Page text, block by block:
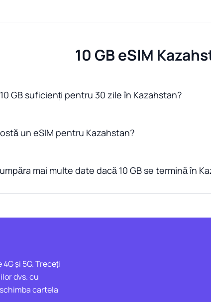
10 GB eSIM
GB suficienți pentru 30 zile în Kazahstan?
un eSIM pentru Kazahstan?
mai multe date dacă 10 GB se termină în
și 5G. Treceți
dvs. cu
cartela